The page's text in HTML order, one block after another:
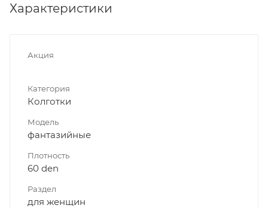
Характеристики
Акция
Категория
Колготки
Модель
фантазийные
Плотность
60 den
Раздел
для женщин